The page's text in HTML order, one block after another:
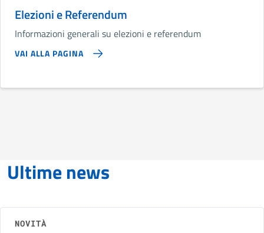
Elezioni e Referendum
Informazioni generali su elezioni e referendum
VAI ALLA PAGINA
Ultime news
NOVITÀ